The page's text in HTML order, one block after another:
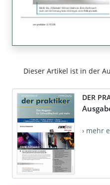
Dieser Artikel ist in der
DER
› mehr